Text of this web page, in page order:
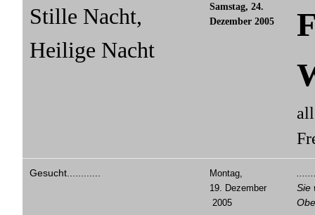
Stille Nacht,
Heilige Nacht
Samstag, 24.
Dezember 2005
Gesucht............
Montag,
19. Dezember
2005
Sie